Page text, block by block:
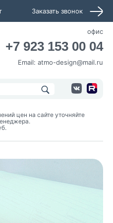
Заказать звонок
офис
+7 923 153 00 04
Email: atmo-design@mail.ru
цен на сайте уточняйте